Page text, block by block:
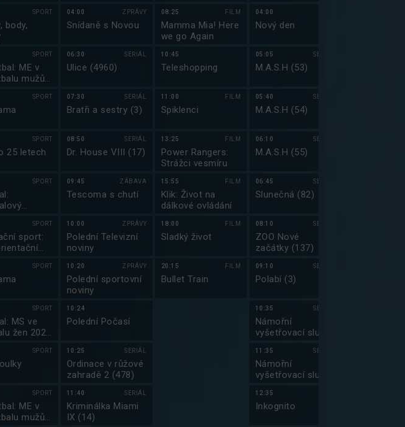
SPORT
body,
SPORT
ME v
mužů
SPORT
SPORT
25 letech
SPORT
SPORT
sport:
SPORT
SPORT
MS ve
žen 2025
SPORT
SPORT
ME v
mužů
04:00 ZPRÁVY
Snídaně s Novou
06:30 SERIÁL
Ulice (4960)
07:30 SERIÁL
Bratři a sestry (3)
08:50 SERIÁL
Dr. House VIII (17)
09:45 ZÁBAVA
Tescoma s chutí
10:00 ZPRÁVY
Polední Televizní
noviny
10:20 ZPRÁVY
Polední sportovní
noviny
10:24
Polední Počasí
10:25 SERIÁL
Ordinace v růžové
zahradě 2 (478)
11:40 SERIÁL
Kriminálka Miami
IX (14)
08:25 FILM
Mamma Mia! Here
we go Again
10:45
Teleshopping
11:00 FILM
Spiklenci
13:25 FILM
Power Rangers:
Strážci vesmíru
15:55 FILM
Klik: Život na
dálkové ovládání
18:00 FILM
Sladký život
20:15 FILM
Bullet Train
04:00
Nový den
05:05 SERIÁL
M.A.S.H (53)
05:40 SERIÁL
M.A.S.H (54)
06:10 SERIÁL
M.A.S.H (55)
06:45 SERIÁL
Slunečná (82)
08:10 SERIÁL
ZOO Nové
začátky (137)
09:10 SERIÁL
Polabí (3)
10:35 SERIÁL
Námořní
vyšetřovací služba
11:35 SERIÁL
Námořní
vyšetřovací služba
12:35
Inkognito